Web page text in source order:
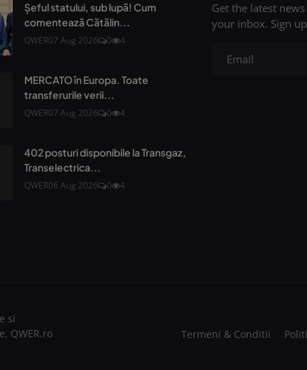
Șeful statului, sub lupă! Cum
comentează Cătălin...
QWER07 Aug 2026 0 4
MERCATO în Europa. Toate
transferurile verii...
QWER07 Aug 2026 0 4
402 posturi disponibile la Transgaz,
Transelectrica...
QWER06 Aug 2026 0 4
Get the latest
your inbox. Sign
si
QWER.ro
Termeni & Conditii